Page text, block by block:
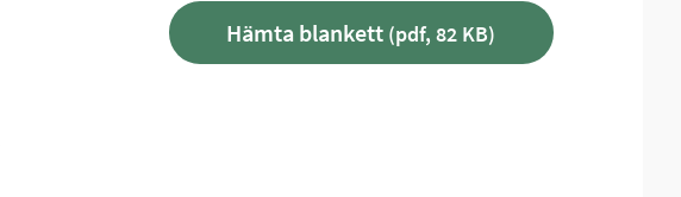
Hämta blankett (pdf, 82 KB)